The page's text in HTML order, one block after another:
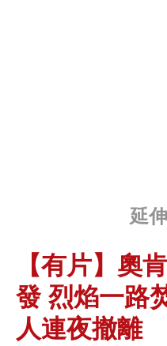
延
【有片】奧
發 烈焰一路
人連夜撤離